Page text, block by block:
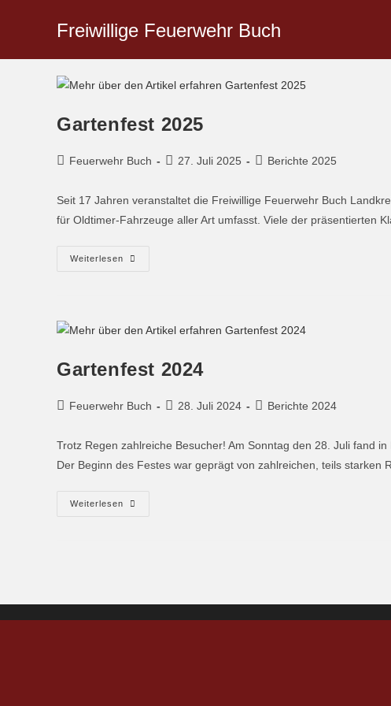
Freiwillige Feuerwehr Buch
Gartenfest 2025
Feuerwehr Buch 27. Juli 2025 Berichte 2025
Seit 17 Jahren veranstaltet die Freiwillige Feuerwehr Buch
für Oldtimer-Fahrzeuge aller Art umfasst. Viele der präsentierten
Weiterlesen
Gartenfest 2024
Feuerwehr Buch 28. Juli 2024 Berichte 2024
Trotz Regen zahlreiche Besucher! Am Sonntag den 28. Juli fand
Der Beginn des Festes war geprägt von zahlreichen, teils starken
Weiterlesen